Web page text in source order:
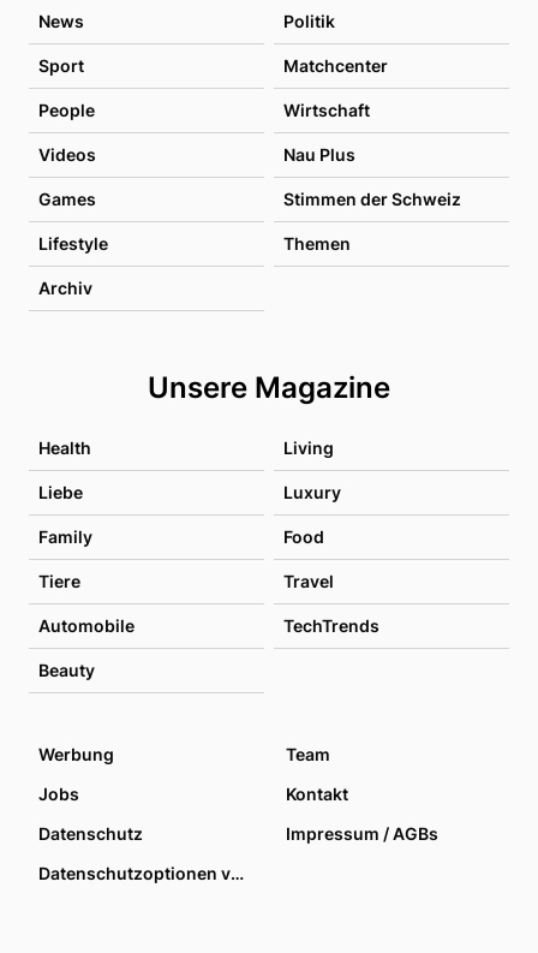
News Politik
Sport Matchcenter
People Wirtschaft
Videos Nau Plus
Games Stimmen der Schweiz
Lifestyle Themen
Archiv
Unsere Magazine
Health Living
Liebe Luxury
Family Food
Tiere Travel
Automobile TechTrends
Beauty
Werbung
Team
Jobs
Kontakt
Datenschutz
Impressum / AGBs
Datenschutzoptionen verwalten